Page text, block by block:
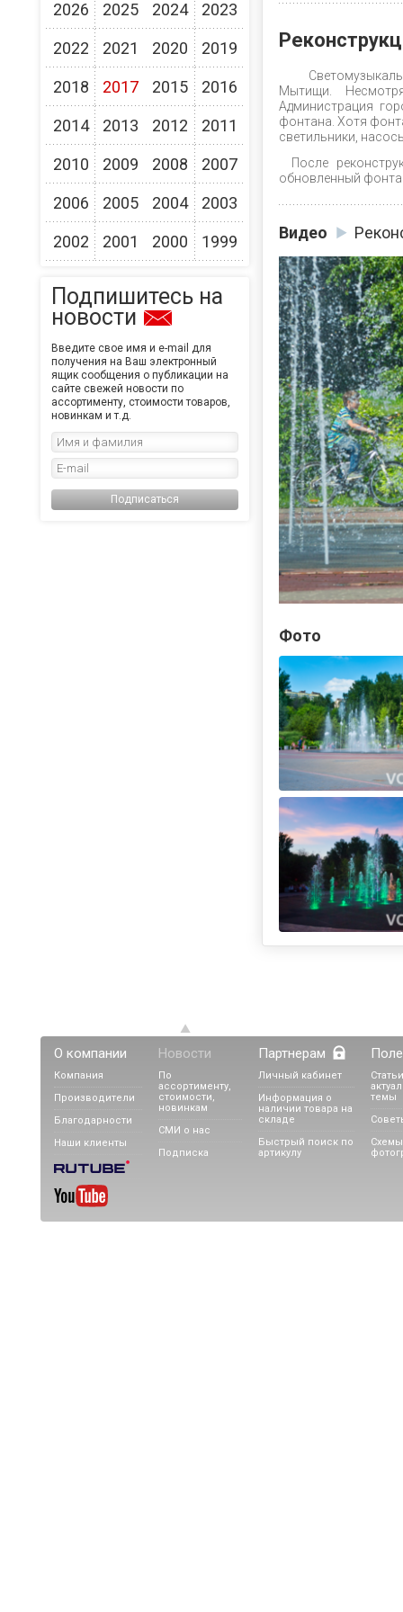
2026
2025 2024 2023
2022 2021 2020 2019
2018 2017 2015 2016
2014 2013 2012 2011
2010 2009 2008 2007
2006 2005 2004 2003
2002 2001 2000 1999
Подпишитесь на
новости
Введите свое имя и e-mail для
получения на Ваш электронный
ящик сообщения о публикации на
сайте свежей новости по
ассортименту, стоимости товаров,
новинкам и т.д.
Подписаться
Мытищи.
Администрация
фонтана. Хотя
светильники,
После
обновленный
Видео
Фото
О компании
Компания
Производители
Благодарности
Наши клиенты
Новости
По
ассортименту,
стоимости,
новинкам
СМИ о нас
Подписка
Партнерам
Личный кабинет
Информация о
наличии товара на
складе
Быстрый поиск по
артикулу
темы